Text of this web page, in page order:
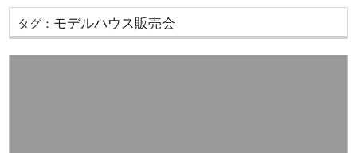
タグ： モデルハウス販売会